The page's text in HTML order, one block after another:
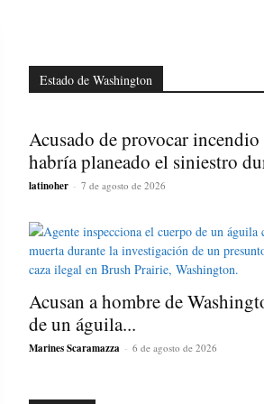
Estado de Washington
Acusado de provocar
habría planeado el siniestro
latinoher - 7 de agosto de 2026
Acusan a hombre de
de un águila...
Marines Scaramazza - 6 de agosto de 2026